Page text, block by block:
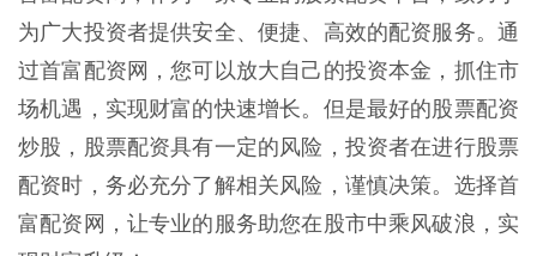
为广大投资者提供安全、便捷、高效的配资服务。通
过首富配资网，您可以放大自己的投资本金，抓住市
场机遇，实现财富的快速增长。但是最好的股票配资
炒股，股票配资具有一定的风险，投资者在进行股票
配资时，务必充分了解相关风险，谨慎决策。选择首
富配资网，让专业的服务助您在股市中乘风破浪，实